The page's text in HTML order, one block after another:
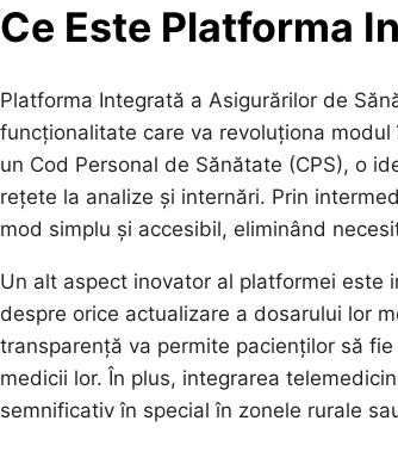
Ce Este Platforma
Platforma Integrată a Asigurărilor de
funcționalitate care va revoluționa
un Cod Personal de Sănătate (CPS), o
rețete la analize și internări. Prin
mod simplu și accesibil, eliminând
Un alt aspect inovator al platformei este
despre orice actualizare a dosarului lor
transparență va permite pacienților să
medicii lor. În plus, integrarea
semnificativ în special în zonele rurale